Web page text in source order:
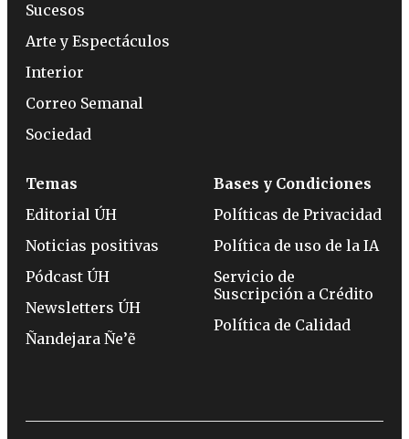
Sucesos
Arte y Espectáculos
Interior
Correo Semanal
Sociedad
Temas
Editorial ÚH
Noticias positivas
Pódcast ÚH
Newsletters ÚH
Ñandejara Ñe’ẽ
Bases y Condiciones
Políticas de Privacidad
Política de uso de la IA
Servicio de
Suscripción a Crédito
Política de Calidad